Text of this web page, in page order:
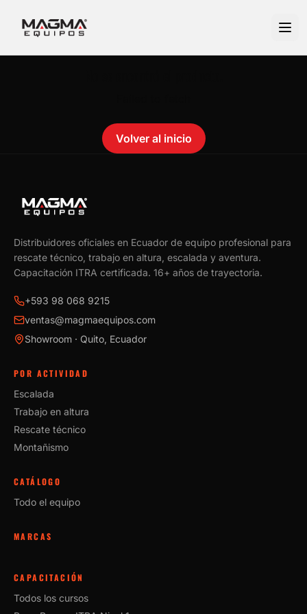
Volver al inicio
Distribuidores oficiales en Ecuador de equipo profesional para
rescate técnico, trabajo en altura, escalada y aventura.
Capacitación ITRA certificada. 16+ años de trayectoria.
+593 98 068 9215
ventas@magmaequipos.com
Showroom · Quito, Ecuador
POR ACTIVIDAD
Escalada
Trabajo en altura
Rescate técnico
Montañismo
CATÁLOGO
Todo el equipo
MARCAS
CAPACITACIÓN
Todos los cursos